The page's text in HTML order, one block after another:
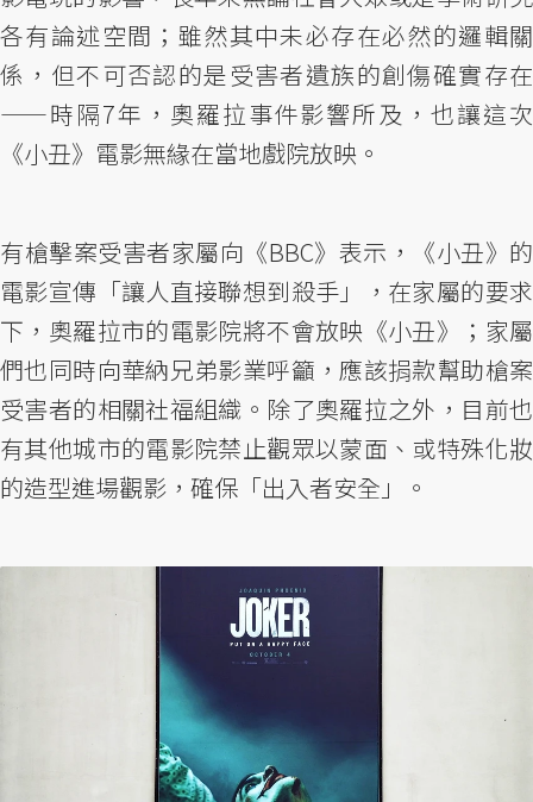
各有論述空間；雖然其中未必存在必然的邏輯關
係，但不可否認的是受害者遺族的創傷確實存在
——時隔7年，奧羅拉事件影響所及，也讓這次
《小丑》電影無緣在當地戲院放映。
有槍擊案受害者家屬向《BBC》表示，《小丑》的
電影宣傳「讓人直接聯想到殺手」，在家屬的要求
下，奧羅拉市的電影院將不會放映《小丑》；家屬
們也同時向華納兄弟影業呼籲，應該捐款幫助槍案
受害者的相關社福組織。除了奧羅拉之外，目前也
有其他城市的電影院禁止觀眾以蒙面、或特殊化妝
的造型進場觀影，確保「出入者安全」。